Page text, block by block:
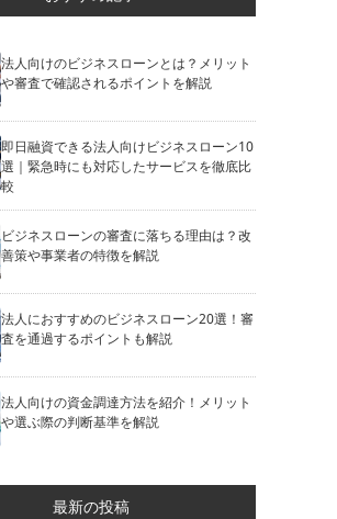
法人向けのビジネスローンとは？メリット
や審査で確認されるポイントを解説
即日融資できる法人向けビジネスローン10
選｜緊急時にも対応したサービスを徹底比
較
ビジネスローンの審査に落ちる理由は？改
善策や事業者の特徴を解説
法人におすすめのビジネスローン20選！審
査を通過するポイントも解説
法人向けの資金調達方法を紹介！メリット
や選ぶ際の判断基準を解説
最新の投稿